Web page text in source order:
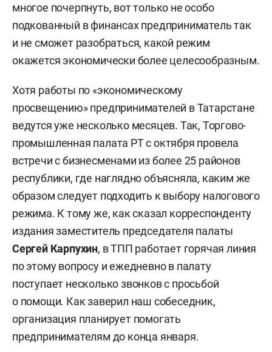
многое почерпнуть, вот только не особо
подкованный в финансах предприниматель так
и не сможет разобраться, какой режим
окажется экономически более целесообразным.
Хотя работы по «экономическому
просвещению» предпринимателей в Татарстане
ведутся уже несколько месяцев. Так, Торгово-
промышленная палата РТ с октября провела
встречи с бизнесменами из более 25 районов
республики, где наглядно объясняла, каким же
образом следует подходить к выбору налогового
режима. К тому же, как сказал корреспонденту
издания заместитель председателя палаты
Сергей Карпухин, в ТПП работает горячая линия
по этому вопросу и ежедневно в палату
поступает несколько звонков с просьбой
о помощи. Как заверил наш собеседник,
организация планирует помогать
предпринимателям до конца января.